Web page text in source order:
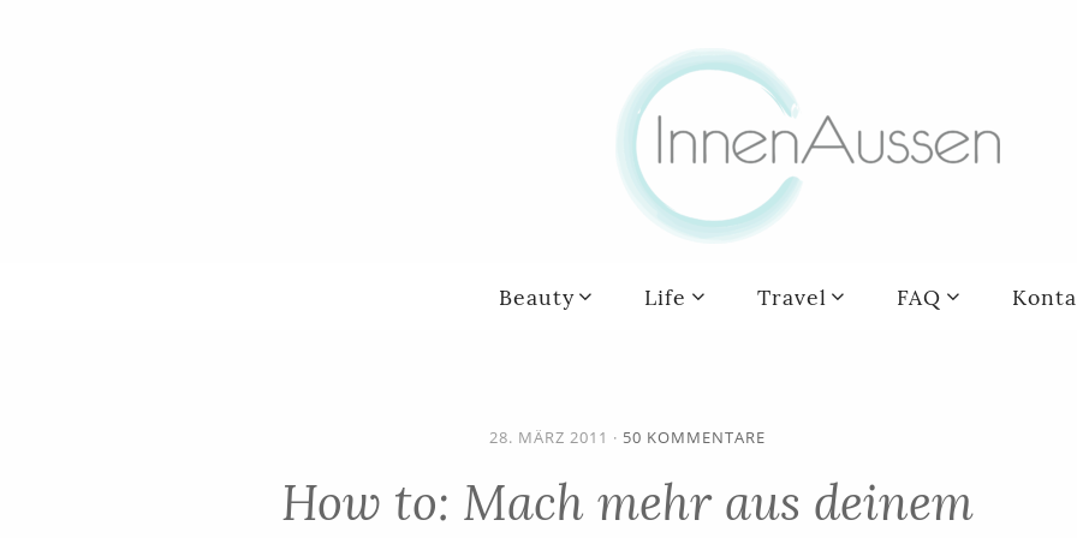
Beauty Life Travel FAQ
28. MÄRZ 2011 · 50 KOMMENTARE
How to: Mach mehr aus deinem